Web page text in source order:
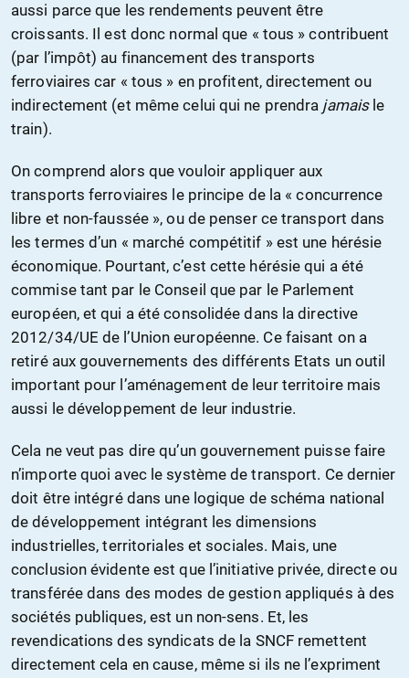
aussi parce que les rendements peuvent être
croissants. Il est donc normal que « tous » contribuent
(par l’impôt) au financement des transports
ferroviaires car « tous » en profitent, directement ou
indirectement (et même celui qui ne prendra jamaisle
train).
On comprend alors que vouloir appliquer aux
transports ferroviaires le principe de la « concurrence
libre et non-faussée », ou de penser ce transport dans
les termes d’un « marché compétitif » est une hérésie
économique. Pourtant, c’est cette hérésie qui a été
commise tant par le Conseil que par le Parlement
européen, et qui a été consolidée dans la directive
2012/34/UE de l’Union européenne. Ce faisant on a
retiré aux gouvernements des différents Etats un outil
important pour l’aménagement de leur territoire mais
aussi le développement de leur industrie.
Cela ne veut pas dire qu’un gouvernement puisse faire
n’importe quoi avec le système de transport. Ce dernier
doit être intégré dans une logique de schéma national
de développement intégrant les dimensions
industrielles, territoriales et sociales. Mais, une
conclusion évidente est que l’initiative privée, directe ou
transférée dans des modes de gestion appliqués à des
sociétés publiques, est un non-sens. Et, les
revendications des syndicats de la SNCF remettent
directement cela en cause, même si ils ne l’expriment